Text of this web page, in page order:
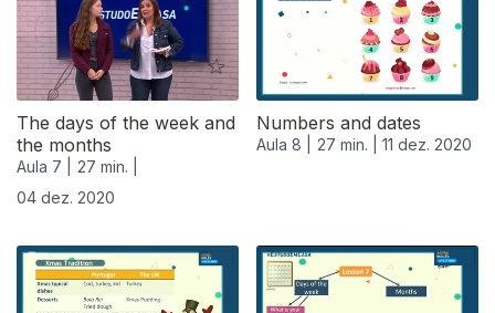
The days of the week and
the months
Aula 7 |
27 min. |
04 dez. 2020
Numbers and dates
Aula 8 | 27 min. | 11 dez. 2020